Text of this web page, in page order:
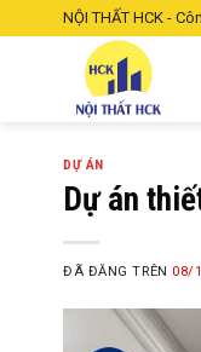
đến
NỘI THẤT HCK -
DỰ ÁN
Dự án
ĐÃ ĐĂNG TRÊN 08/